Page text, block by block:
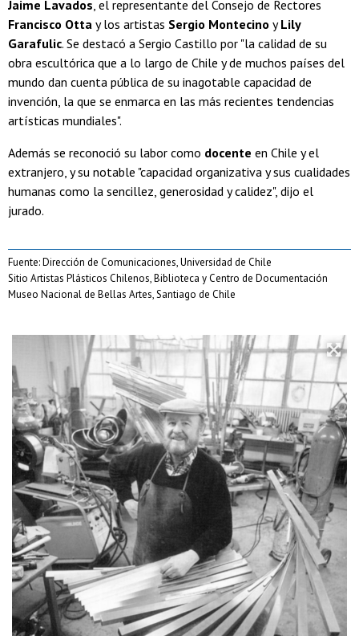
Jaime Lavados, el representante del Consejo de Rectores
Francisco Otta y los artistas Sergio Montecino yLily
Garafulic. Se destacó a Sergio Castillo por "la calidad de su
obra escultórica que a lo largo de Chile y de muchos países del
mundo dan cuenta pública de su inagotable capacidad de
invención, la que se enmarca en las más recientes tendencias
artísticas mundiales".
Además se reconoció su labor como docente en Chile y el
extranjero, y su notable "capacidad organizativa y sus cualidades
humanas como la sencillez, generosidad y calidez", dijo el
jurado.
Fuente: Dirección de Comunicaciones, Universidad de Chile
Sitio Artistas Plásticos Chilenos, Biblioteca y Centro de Documentación
Museo Nacional de Bellas Artes, Santiago de Chile